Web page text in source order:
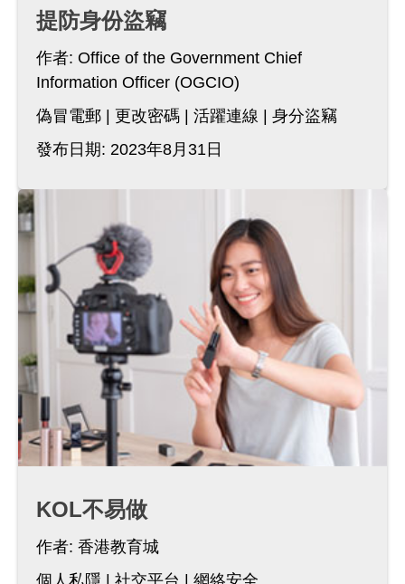
提防身份盜竊
作者: Office of the Government Chief
Information Officer (OGCIO)
偽冒電郵
更改密碼 活躍連線
身分盜竊
發布日期: 2023年8月31日
KOL不易做
作者: 香港教育城
個人私隱
社交平台 網絡安全